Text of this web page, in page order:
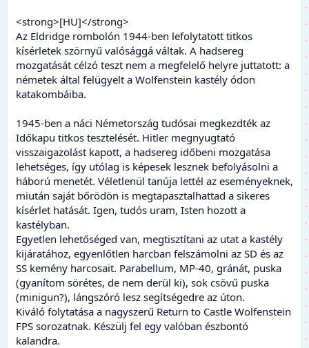
<strong>[HU]</strong>
Az Eldridge rombolón 1944-ben lefolytatott titkos
kísérletek szörnyű valósággá váltak. A hadsereg
mozgatását célzó teszt nem a megfelelő helyre juttatott: a
németek által felügyelt a Wolfenstein kastély ódon
katakombáiba.
1945-ben a náci Németország tudósai megkezdték az
Időkapu titkos tesztelését. Hitler megnyugtató
visszaigazolást kapott, a hadsereg időbeni mozgatása
lehetséges, így utólag is képesek lesznek befolyásolni a
háború menetét. Véletlenül tanúja lettél az eseményeknek,
miután saját bőrödön is megtapasztalhattad a sikeres
kísérlet hatását. Igen, tudós uram, Isten hozott a
kastélyban.
Egyetlen lehetőséged van, megtisztítani az utat a kastély
kijáratához, egyenlőtlen harcban felszámolni az SD és az
SS kemény harcosait. Parabellum, MP-40, gránát, puska
(gyanítom sörétes, de nem derül ki), sok csövű puska
(minigun?), lángszóró lesz segítségedre az úton.
Kiváló folytatása a nagyszerű Return to Castle Wolfenstein
FPS sorozatnak. Készülj fel egy valóban észbontó
kalandra.